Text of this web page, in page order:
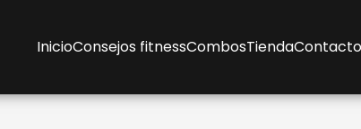
InicioConsejos fitnessCombosTiendaContacto